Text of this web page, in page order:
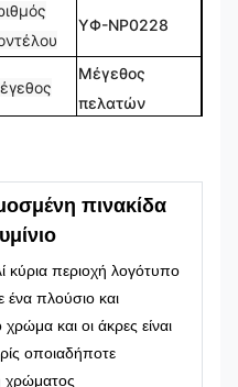
ΥΦ-NP0228
Μέγεθος
πελατών
100%
πινακίδα
κύρια περιοχή λογότυπο
ένα πλούσιο και
και οι άκρες είναι
οποιαδήποτε
χρώματος